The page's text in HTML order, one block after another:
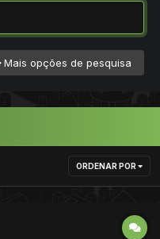
Mais opções de pesquisa
ORDENAR POR